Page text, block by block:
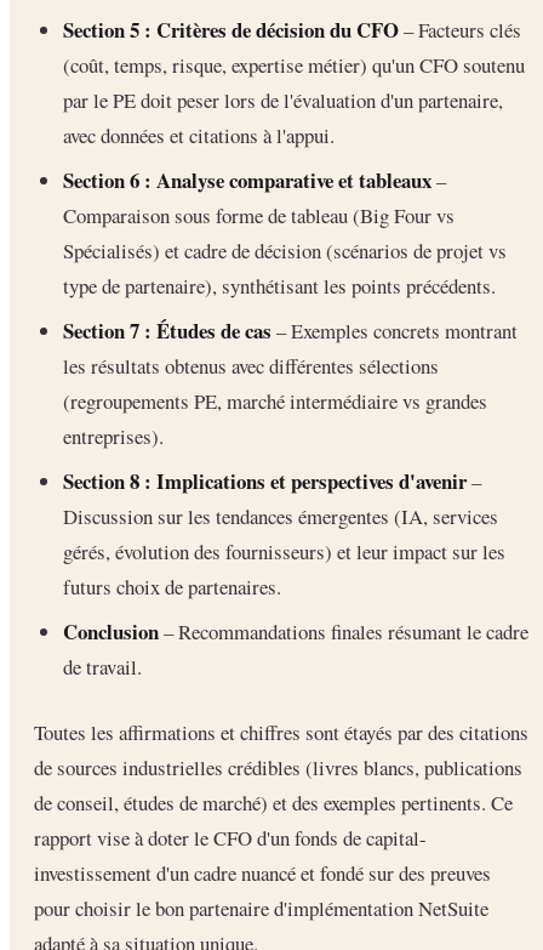
Section 5 : Critères de décision du CFO– Facteurs clés
(coût, temps, risque, expertise métier) qu'un CFO soutenu
par le PE doit peser lors de l'évaluation d'un partenaire,
avec données et citations à l'appui.
Section 6 : Analyse comparative et tableaux–
Comparaison sous forme de tableau (Big Four vs
Spécialisés) et cadre de décision (scénarios de projet vs
type de partenaire), synthétisant les points précédents.
Section 7 : Études de cas – Exemples concrets montrant
les résultats obtenus avec différentes sélections
(regroupements PE, marché intermédiaire vs grandes
entreprises).
Section 8 : Implications et perspectives d'avenir–
Discussion sur les tendances émergentes (IA, services
gérés, évolution des fournisseurs) et leur impact sur les
futurs choix de partenaires.
Conclusion– Recommandations finales résumant le cadre
de travail.
Toutes les affirmations et chiffres sont étayés par des citations
de sources industrielles crédibles (livres blancs, publications
de conseil, études de marché) et des exemples pertinents. Ce
rapport vise à doter le CFO d'un fonds de capital-
investissement d'un cadre nuancé et fondé sur des preuves
pour choisir le bon partenaire d'implémentation NetSuite
adapté à sa situation unique.